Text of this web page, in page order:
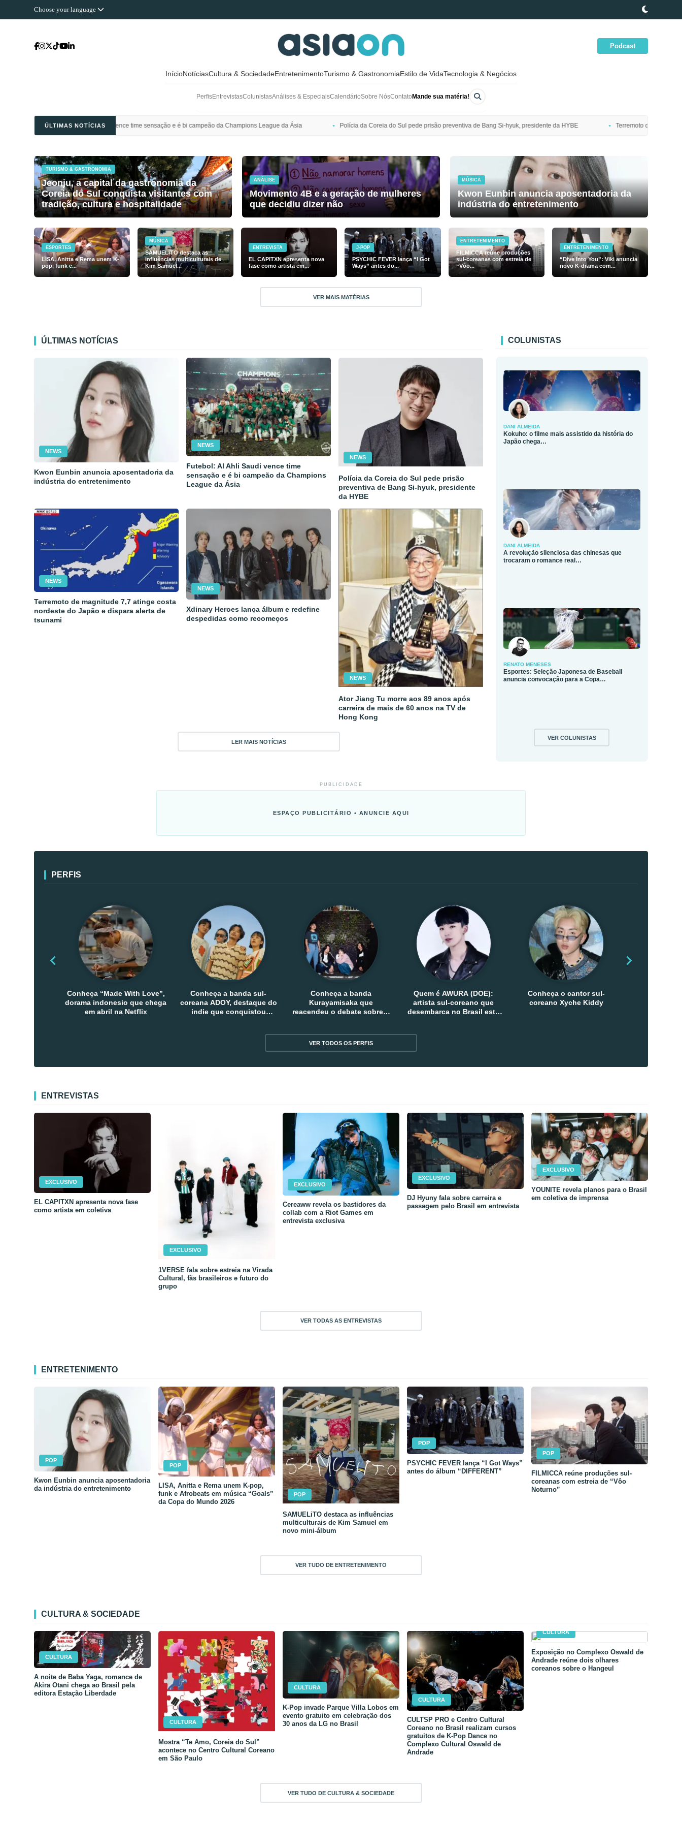
Choose your language
Podcast
InícioNotíciasCultura & SociedadeEntretenimentoTurismo & GastronomiaEstilo de VidaTecnologia & Negócios
PerfisEntrevistasColunistasAnálises & EspeciaisCalendárioSobre NósContato Mande sua matéria!
ÚLTIMAS NOTÍCIAS
Saudi vence time sensação e é bi campeão da Champions League da Ásia Polícia da Coreia do Sul pede prisão preventiva de Bang Si-hyuk, presidente da HYBE Terremoto de magnitude 7,7 atinge costa nordeste do
TURISMO & GASTRONOMIA
Jeonju, a capital da gastronomia da
Coreia do Sul conquista visitantes com
tradição, cultura e hospitalidade
ANÁLISE
Movimento 4B e a geração de mulheres
que decidiu dizer não
MÚSICA
Kwon Eunbin anuncia aposentadoria da
indústria do entretenimento
ESPORTES
LISA, Anitta e Rema unem K-
pop, funk e...
MÚSICA
SAMUELiTO destaca as
influências multiculturais de
Kim Samuel...
ENTREVISTA
EL CAPITXN apresenta nova
fase como artista em...
J-POP
PSYCHIC FEVER lança “I Got
Ways” antes do...
ENTRETENIMENTO
FILMICCA reúne produções
sul-coreanas com estreia de
“Vôo...
ENTRETENIMENTO
“Dive Into You”: Viki anuncia
novo K-drama com...
VER MAIS MATÉRIAS
ÚLTIMAS NOTÍCIAS
NEWS
Kwon Eunbin anuncia aposentadoria da
indústria do entretenimento
NEWS
Futebol: Al Ahli Saudi vence time
sensação e é bi campeão da Champions
League da Ásia
NEWS
Polícia da Coreia do Sul pede prisão
preventiva de Bang Si-hyuk, presidente
da HYBE
NEWS
Terremoto de magnitude 7,7 atinge costa
nordeste do Japão e dispara alerta de
tsunami
NEWS
Xdinary Heroes lança álbum e redefine
despedidas como recomeços
NEWS
Ator Jiang Tu morre aos 89 anos após
carreira de mais de 60 anos na TV de
Hong Kong
LER MAIS NOTÍCIAS
COLUNISTAS
DANI ALMEIDA
Kokuho: o filme mais assistido da história do
Japão chega…
DANI ALMEIDA
A revolução silenciosa das chinesas que
trocaram o romance real…
RENATO MENESES
Esportes: Seleção Japonesa de Baseball
anuncia convocação para a Copa…
VER COLUNISTAS
PUBLICIDADE
ESPAÇO PUBLICITÁRIO • ANUNCIE AQUI
PERFIS
Conheça “Made With Love”,
dorama indonesio que chega
em abril na Netflix
Conheça a banda sul-
coreana ADOY, destaque do
indie que conquistou
Conheça a banda
Kurayamisaka que
reacendeu o debate sobre o
Quem é AWURA (DOE):
artista sul-coreano que
desembarca no Brasil esta
Conheça o cantor sul-
coreano Xyche Kiddy
VER TODOS OS PERFIS
ENTREVISTAS
EXCLUSIVO
EL CAPITXN apresenta nova fase
como artista em coletiva
EXCLUSIVO
1VERSE fala sobre estreia na Virada
Cultural, fãs brasileiros e futuro do
grupo
EXCLUSIVO
Cereaww revela os bastidores da
collab com a Riot Games em
entrevista exclusiva
EXCLUSIVO
DJ Hyuny fala sobre carreira e
passagem pelo Brasil em entrevista
EXCLUSIVO
YOUNITE revela planos para o Brasil
em coletiva de imprensa
VER TODAS AS ENTREVISTAS
ENTRETENIMENTO
POP
Kwon Eunbin anuncia aposentadoria
da indústria do entretenimento
POP
LISA, Anitta e Rema unem K-pop,
funk e Afrobeats em música “Goals”
da Copa do Mundo 2026
POP
SAMUELiTO destaca as influências
multiculturais de Kim Samuel em
novo mini-álbum
POP
PSYCHIC FEVER lança “I Got Ways”
antes do álbum “DIFFERENT”
POP
FILMICCA reúne produções sul-
coreanas com estreia de “Vôo
Noturno”
VER TUDO DE ENTRETENIMENTO
CULTURA & SOCIEDADE
CULTURA
A noite de Baba Yaga, romance de
Akira Otani chega ao Brasil pela
editora Estação Liberdade
CULTURA
Mostra “Te Amo, Coreia do Sul”
acontece no Centro Cultural Coreano
em São Paulo
CULTURA
K-Pop invade Parque Villa Lobos em
evento gratuito em celebração dos
30 anos da LG no Brasil
CULTURA
CULTSP PRO e Centro Cultural
Coreano no Brasil realizam cursos
gratuitos de K-Pop Dance no
Complexo Cultural Oswald de
Andrade
CULTURA
Exposição no Complexo Oswald de
Andrade reúne dois olhares
coreanos sobre o Hangeul
VER TUDO DE CULTURA & SOCIEDADE